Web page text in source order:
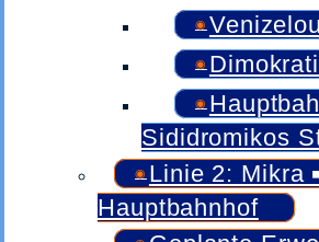
Venizelou
Sididromikos
Linie 2: Mikra
Hauptbahnhof